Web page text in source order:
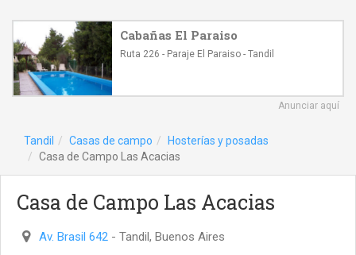
Cabañas El Paraiso
Ruta 226 - Paraje El Paraiso - Tandil
Anunciar aquí
Tandil Casas de campo
Hosterías y posadas
Casa de Campo Las Acacias
Casa de Campo Las Acacias
Av. Brasil 642 - Tandil, Buenos Aires